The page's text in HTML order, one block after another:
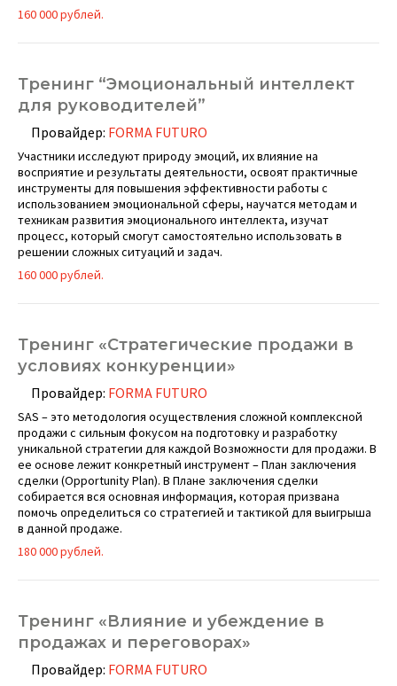
160 000 рублей.
Тренинг “Эмоциональный интеллект
для руководителей”
Провайдер: FORMA FUTURO
Участники исследуют природу эмоций, их влияние на
восприятие и результаты деятельности, освоят практичные
инструменты для повышения эффективности работы с
использованием эмоциональной сферы, научатся методам и
техникам развития эмоционального интеллекта, изучат
процесс, который смогут самостоятельно использовать в
решении сложных ситуаций и задач.
160 000 рублей.
Тренинг «Стратегические продажи в
условиях конкуренции»
Провайдер: FORMA FUTURO
SAS – это методология осуществления сложной комплексной
продажи с сильным фокусом на подготовку и разработку
уникальной стратегии для каждой Возможности для продажи. В
ее основе лежит конкретный инструмент – План заключения
сделки (Opportunity Plan). В Плане заключения сделки
собирается вся основная информация, которая призвана
помочь определиться со стратегией и тактикой для выигрыша
в данной продаже.
180 000 рублей.
Тренинг «Влияние и убеждение в
продажах и переговорах»
Провайдер: FORMA FUTURO